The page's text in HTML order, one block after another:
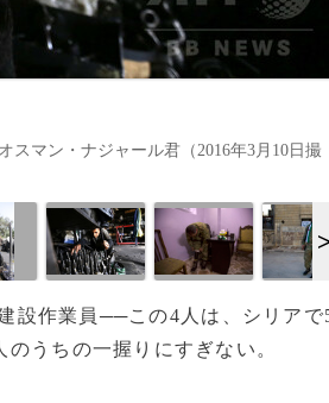
マン・ナジャール君（2016年3月10日撮
設作業員──この4人は、シリアで
うちの一握りにすぎない。